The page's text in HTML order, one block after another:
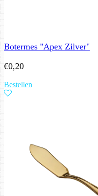
Botermes "Apex Zilver"
€0,20
Bestellen